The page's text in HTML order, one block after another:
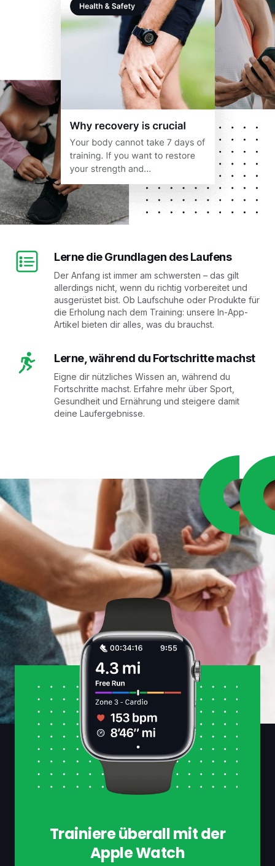
Lerne die Grundlagen des Laufens
Der Anfang ist immer am schwersten – das gilt
allerdings nicht, wenn du richtig vorbereitet und
ausgerüstet bist. Ob Laufschuhe oder Produkte für
die Erholung nach dem Training: unsere In-App-
Artikel bieten dir alles, was du brauchst.
Lerne, während du Fortschritte machst
Eigne dir nützliches Wissen an, während du
Fortschritte machst. Erfahre mehr über Sport,
Gesundheit und Ernährung und steigere damit
deine Laufergebnisse.
Trainiere überall mit der
Apple Watch